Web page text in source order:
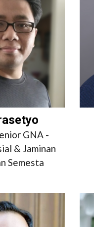
GNA -
& Jaminan
Semesta